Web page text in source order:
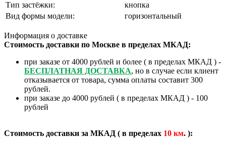
Тип застёжки:
кнопка
Вид формы модели:
горизонтальный
Информация о доставке
Стоимость доставки по Москве в пределах МКАД:
при заказе от 4000 рублей и более ( в пределах МКАД ) -
БЕСПЛАТНАЯ ДОСТАВКА, но в случае если клиент
отказывается от товара, сумма оплаты составит 300
рублей.
при заказе до 4000 рублей ( в пределах МКАД ) - 100
рублей
Стоимость доставки за МКАД ( в пределах 10 км. ):